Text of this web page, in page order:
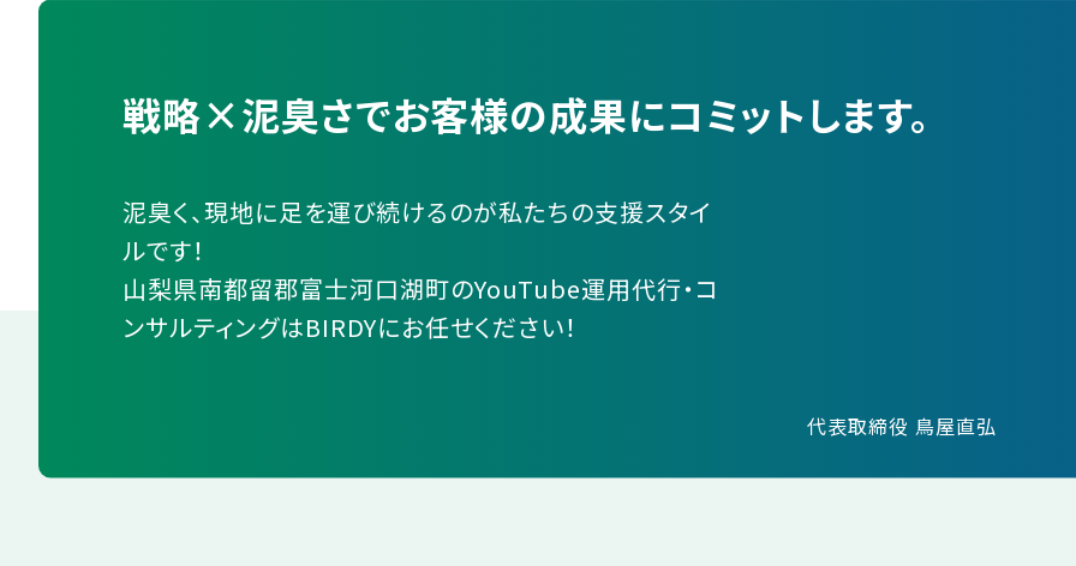
戦略×泥臭さでお客様の成果にコミットします。
泥臭く、現地に足を運び続けるのが私たちの支援スタイ
ルです！
山梨県南都留郡富士河口湖町のYouTube運用代行・コ
ンサルティングはBIRDYにお任せください！
代表取締役 鳥屋直弘